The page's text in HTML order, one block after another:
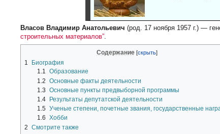
Власов Владимир Анатольевич (род. 17 ноября 1957 г.) —
строительных материалов”.
Содержание
1
Биография
1.1 Образование
1.2 Основные факты деятельности
1.3 Основные пункты предвыборной программы
1.4
Результаты депутатской деятельности
1.5 Ученые степени, почетные звания, государственные
1.6 Хобби
2 Смотрите также